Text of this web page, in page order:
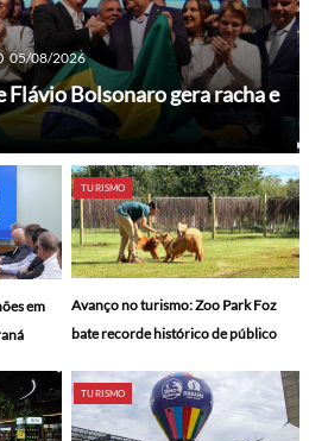
05/08/2026
Flávio Bolsonaro gera racha e
em
TURISMO
Avanço no turismo: Zoo Park Foz
bate recorde histórico de público
TURISMO